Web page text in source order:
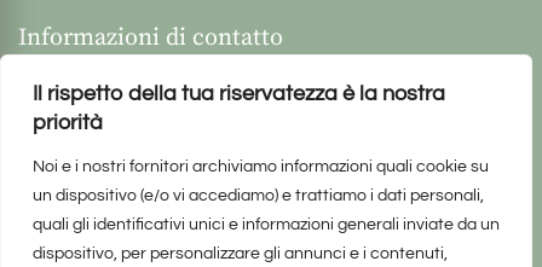
Il rispetto della tua riservatezza è la nostra
priorità
Noi e i nostri fornitori archiviamo informazioni quali cookie su
un dispositivo (e/o vi accediamo) e trattiamo i dati personali,
quali gli identificativi unici e informazioni generali inviate da un
dispositivo, per personalizzare gli annunci e i contenuti,
Informazioni di contatto